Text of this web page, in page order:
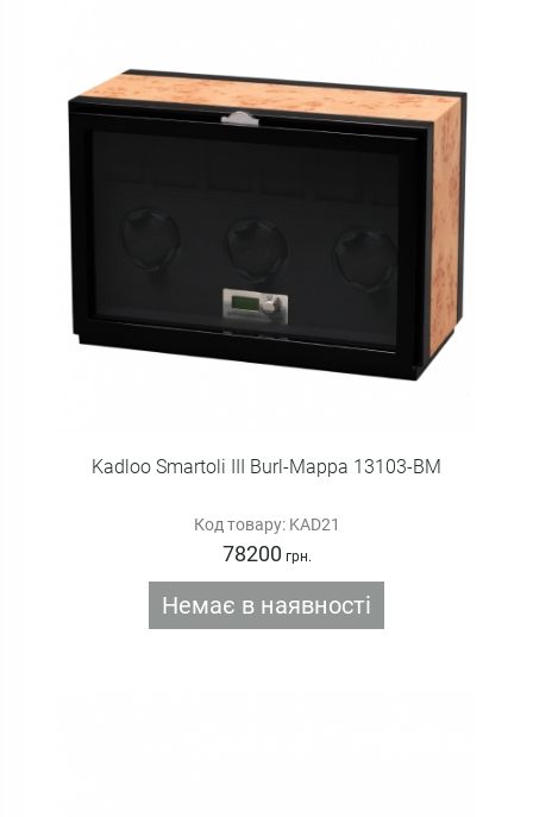
Kadloo Smartoli III Burl-Mappa 13103-BM
Код товару: KAD21
78200 грн.
Немає в наявності